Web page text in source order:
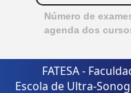
Número de
agenda dos
FATESA -
Escola de Ultra-